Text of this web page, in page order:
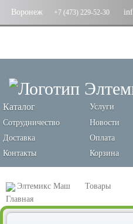
Воронеж +7 (473) 229-52-30
Каталог Услуги
Сотрудничество
Новости
Доставка
Оплата
Контакты
Корзина
Элтемикс Маш Товары
Оборудование для переработки